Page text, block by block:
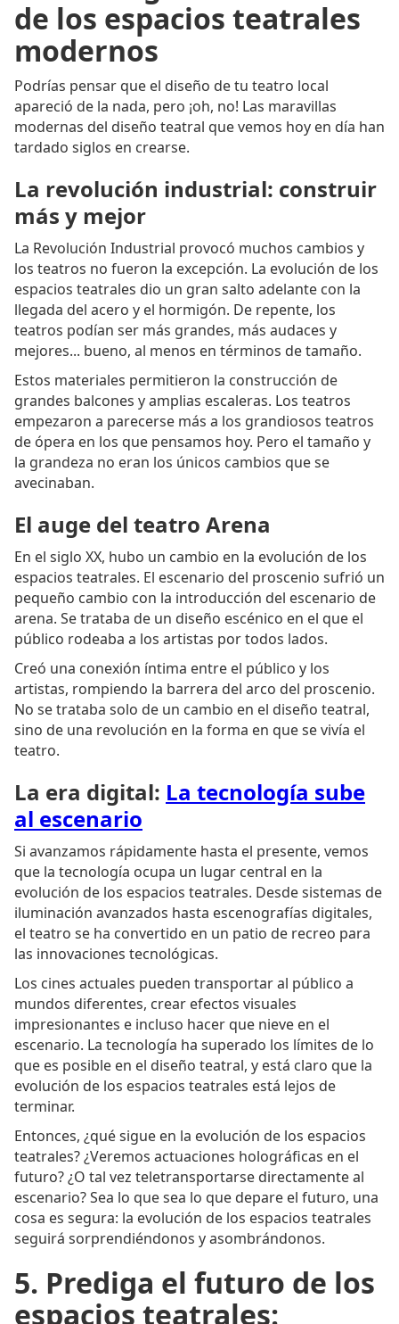
de los espacios teatrales
modernos
Podrías pensar que el diseño de tu teatro local
apareció de la nada, pero ¡oh, no! Las maravillas
modernas del diseño teatral que vemos hoy en día han
tardado siglos en crearse.
La revolución industrial: construir
más y mejor
La Revolución Industrial provocó muchos cambios y
los teatros no fueron la excepción. La evolución de los
espacios teatrales dio un gran salto adelante con la
llegada del acero y el hormigón. De repente, los
teatros podían ser más grandes, más audaces y
mejores... bueno, al menos en términos de tamaño.
Estos materiales permitieron la construcción de
grandes balcones y amplias escaleras. Los teatros
empezaron a parecerse más a los grandiosos teatros
de ópera en los que pensamos hoy. Pero el tamaño y
la grandeza no eran los únicos cambios que se
avecinaban.
El auge del teatro Arena
En el siglo XX, hubo un cambio en la evolución de los
espacios teatrales. El escenario del proscenio sufrió un
pequeño cambio con la introducción del escenario de
arena. Se trataba de un diseño escénico en el que el
público rodeaba a los artistas por todos lados.
Creó una conexión íntima entre el público y los
artistas, rompiendo la barrera del arco del proscenio.
No se trataba solo de un cambio en el diseño teatral,
sino de una revolución en la forma en que se vivía el
teatro.
La era digital: La tecnología sube
al escenario
Si avanzamos rápidamente hasta el presente, vemos
que la tecnología ocupa un lugar central en la
evolución de los espacios teatrales. Desde sistemas de
iluminación avanzados hasta escenografías digitales,
el teatro se ha convertido en un patio de recreo para
las innovaciones tecnológicas.
Los cines actuales pueden transportar al público a
mundos diferentes, crear efectos visuales
impresionantes e incluso hacer que nieve en el
escenario. La tecnología ha superado los límites de lo
que es posible en el diseño teatral, y está claro que la
evolución de los espacios teatrales está lejos de
terminar.
Entonces, ¿qué sigue en la evolución de los espacios
teatrales? ¿Veremos actuaciones holográficas en el
futuro? ¿O tal vez teletransportarse directamente al
escenario? Sea lo que sea lo que depare el futuro, una
cosa es segura: la evolución de los espacios teatrales
seguirá sorprendiéndonos y asombrándonos.
5. Prediga el futuro de los
espacios teatrales: